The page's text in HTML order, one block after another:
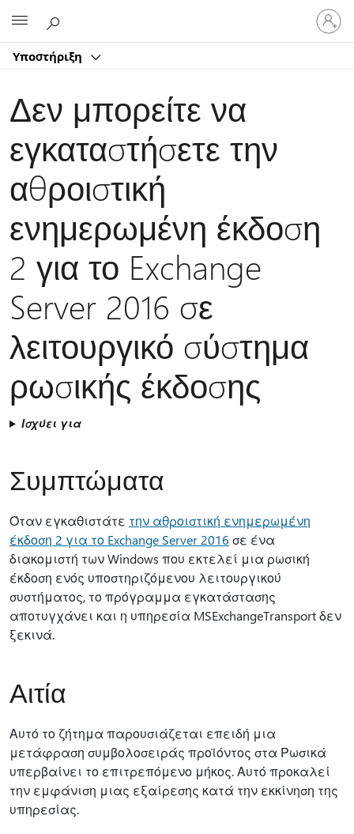
Υποστήριξη
Είσοδος
στον
Δεν μπορείτε να
εγκαταστήσετε την
αθροιστική
ενημερωμένη έκδοση
2 για το Exchange
Server 2016 σε
λειτουργικό σύστημα
ρωσικής έκδοσης
Ισχύει για
Συμπτώματα
Όταν εγκαθιστάτε την αθροιστική ενημερωμένη
έκδοση 2 για το Exchange Server 2016 σε ένα
διακομιστή των Windows που εκτελεί μια ρωσική
έκδοση ενός υποστηριζόμενου λειτουργικού
συστήματος, το πρόγραμμα εγκατάστασης
αποτυγχάνει και η υπηρεσία MSExchangeTransport δεν
ξεκινά.
Αιτία
Αυτό το ζήτημα παρουσιάζεται επειδή μια
μετάφραση συμβολοσειράς προϊόντος στα Ρωσικά
υπερβαίνει το επιτρεπόμενο μήκος. Αυτό προκαλεί
την εμφάνιση μιας εξαίρεσης κατά την εκκίνηση της
υπηρεσίας.